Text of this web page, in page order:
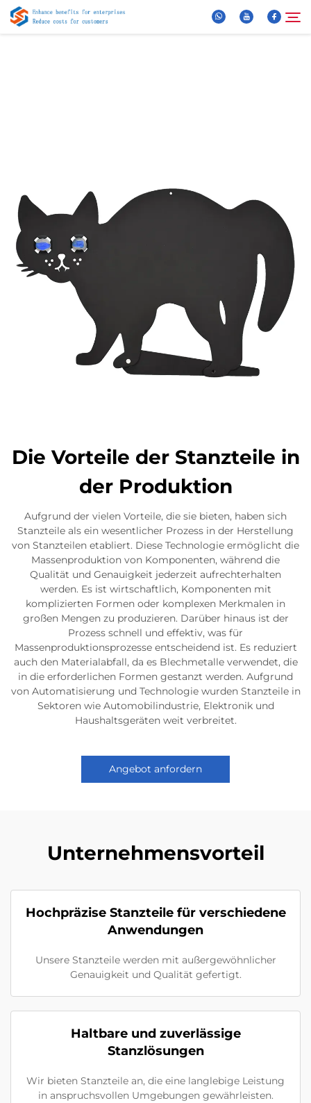
FAQ
Video
Kontaktieren Sie uns
Die Vorteile der Stanzteile in
der Produktion
Aufgrund der vielen Vorteile, die sie bieten, haben sich
Stanzteile als ein wesentlicher Prozess in der Herstellung
von Stanzteilen etabliert. Diese Technologie ermöglicht die
Massenproduktion von Komponenten, während die
Qualität und Genauigkeit jederzeit aufrechterhalten
werden. Es ist wirtschaftlich, Komponenten mit
komplizierten Formen oder komplexen Merkmalen in
großen Mengen zu produzieren. Darüber hinaus ist der
Prozess schnell und effektiv, was für
Massenproduktionsprozesse entscheidend ist. Es reduziert
auch den Materialabfall, da es Blechmetalle verwendet, die
in die erforderlichen Formen gestanzt werden. Aufgrund
von Automatisierung und Technologie wurden Stanzteile in
Sektoren wie Automobilindustrie, Elektronik und
Haushaltsgeräten weit verbreitet.
Angebot anfordern
Unternehmensvorteil
Hochpräzise Stanzteile für verschiedene
Anwendungen
Unsere Stanzteile werden mit außergewöhnlicher
Genauigkeit und Qualität gefertigt.
Haltbare und zuverlässige
Stanzlösungen
Wir bieten Stanzteile an, die eine langlebige Leistung
in anspruchsvollen Umgebungen gewährleisten.